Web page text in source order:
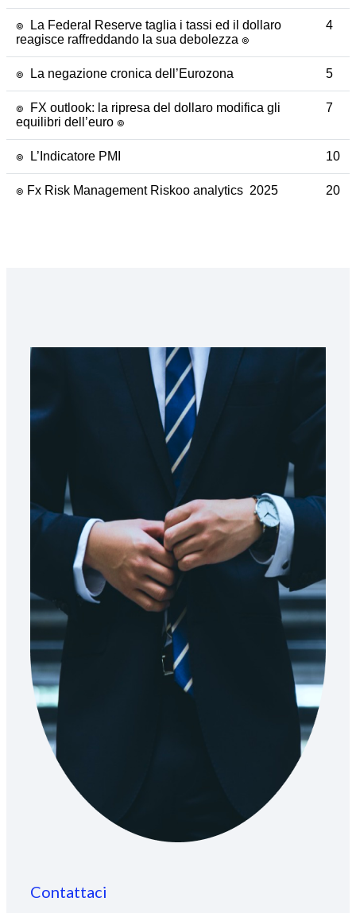
๏ La Federal Reserve taglia i tassi ed il dollaro
reagisce raffreddando la sua debolezza ๏
4
๏ La negazione cronica dell’Eurozona 5
๏ FX outlook: la ripresa del dollaro modifica gli
equilibri dell’euro ๏
7
๏ L’Indicatore PMI 10
๏ Fx Risk Management Riskoo analytics 2025 20
Contattaci